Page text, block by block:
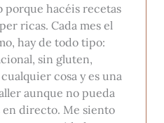
porque hacéis recetas
ricas. Cada mes el
hay de todo tipo:
sin gluten,
cosa y es una
aunque no pueda
en directo. Me siento